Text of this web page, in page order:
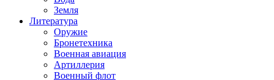
Земля
Литература
Оружие
Бронетехника
Военная авиация
Артиллерия
Военный флот